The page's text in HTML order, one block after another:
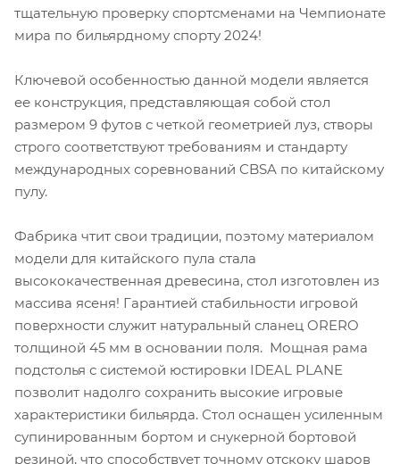
тщательную проверку спортсменами на Чемпионате
мира по бильярдному спорту 2024!
Ключевой особенностью данной модели является
ее конструкция, представляющая собой стол
размером 9 футов с четкой геометрией луз, створы
строго соответствуют требованиям и стандарту
международных соревнований CBSA по китайскому
пулу.
Фабрика чтит свои традиции, поэтому материалом
модели для китайского пула стала
высококачественная древесина, стол изготовлен из
массива ясеня! Гарантией стабильности игровой
поверхности служит натуральный сланец ORERO
толщиной 45 мм в основании поля. Мощная рама
подстолья с системой юстировки IDEAL PLANE
позволит надолго сохранить высокие игровые
характеристики бильярда. Стол оснащен усиленным
супинированным бортом и снукерной бортовой
резиной, что способствует точному отскоку шаров